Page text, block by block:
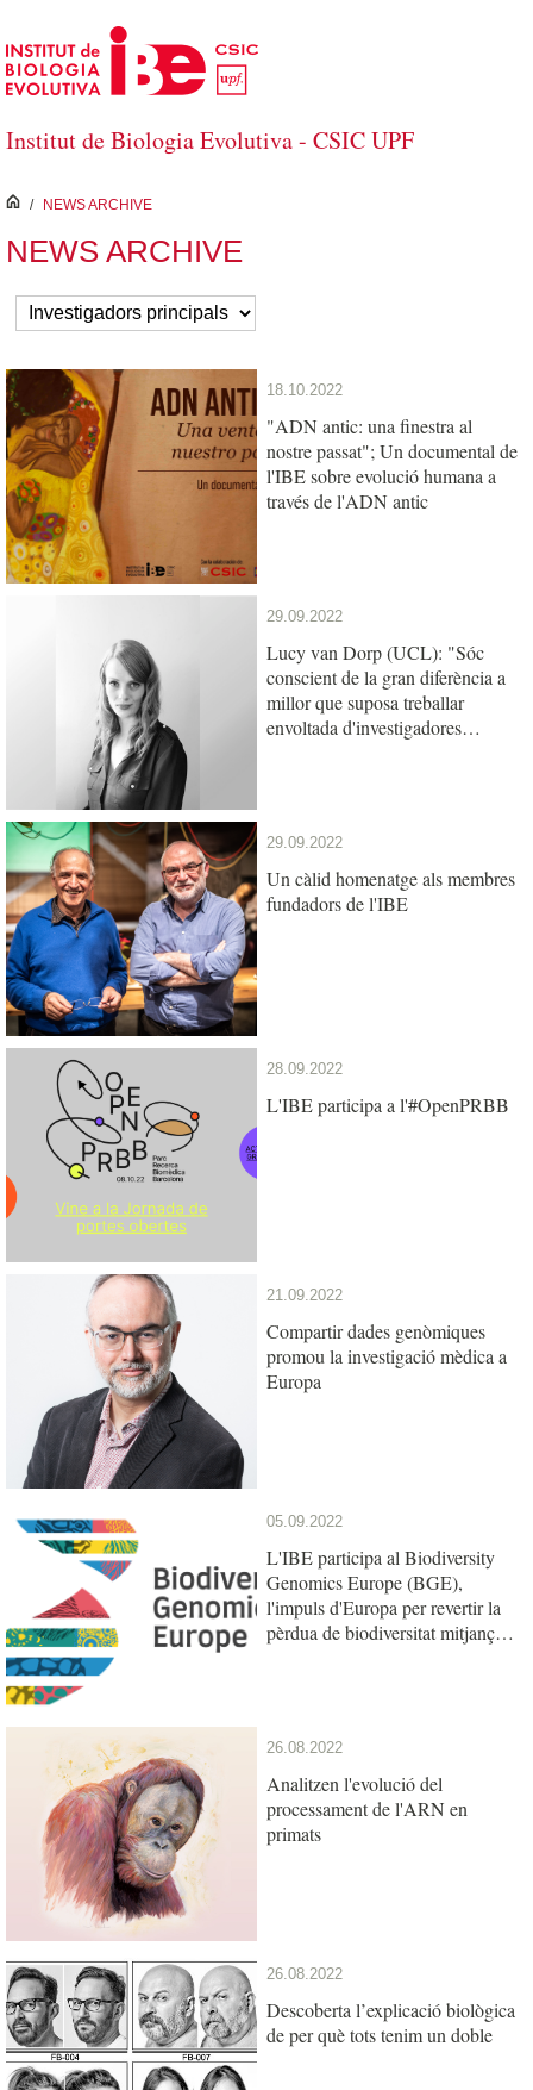
Salta al contingut principal
Institut de Biologia Evolutiva - CSIC UPF
inici
/ NEWS ARCHIVE
NEWS ARCHIVE
18.10.2022
"ADN antic: una finestra al
nostre passat"; Un documental de
l'IBE sobre evolució humana a
través de l'ADN antic
29.09.2022
Lucy van Dorp (UCL): "Sóc
conscient de la gran diferència a
millor que suposa treballar
envoltada d'investigadores
29.09.2022
Un càlid homenatge als membres
fundadors de l'IBE
28.09.2022
L'IBE participa a l'#OpenPRBB
21.09.2022
Compartir dades genòmiques
promou la investigació mèdica a
Europa
05.09.2022
L'IBE participa al Biodiversity
Genomics Europe (BGE),
l'impuls d'Europa per revertir la
pèrdua de biodiversitat mitjançant
26.08.2022
Analitzen l'evolució del
processament de l'ARN en
primats
26.08.2022
Descoberta l’explicació biològica
de per què tots tenim un doble